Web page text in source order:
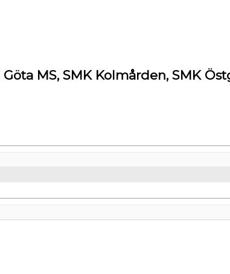
MS, SMK Kolmården, SMK